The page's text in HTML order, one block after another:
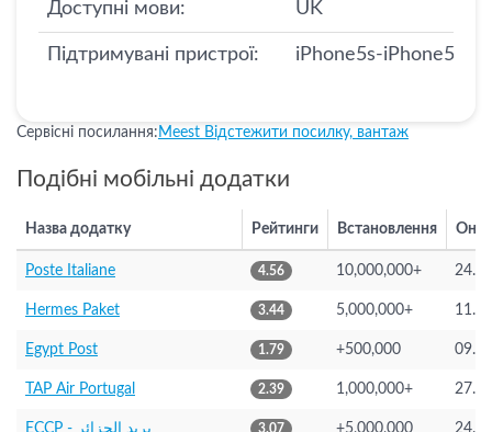
Доступні мови: UK
Підтримувані пристрої: iPhone5s-iPhone5s,
Сервісні посилання: Meest Відстежити посилку, вантаж
Подібні мобільні додатки
Назва додатку Рейтинги Встановлення
Poste Italiane 4.56 10,000,000+
Hermes Paket 3.44 5,000,000+
Egypt Post 1.79 +500,000
TAP Air Portugal 2.39 1,000,000+
ECCP - بريد الجزائر 3.07 +5,000,000